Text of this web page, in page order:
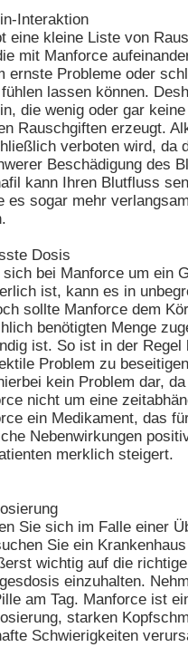
Interaktion
eine kleine Liste von
mit Manforce
ernste Probleme oder
lassen können.
die wenig oder gar
Rauschgiften erzeugt.
verboten wird, da
Beschädigung des
kann Ihren Blutfluss
es sogar mehr
Dosis
sich bei Manforce um ein
ist, kann es in
sollte Manforce dem
benötigten Menge
ist. So ist in der
Problem zu
kein Problem dar,
nicht um eine
ein Medikament, das
Nebenwirkungen
merklich steigert.
Sie sich im Falle einer
Sie ein
wichtig auf die
einzuhalten.
am Tag. Manforce ist
starken
Schwierigkeiten